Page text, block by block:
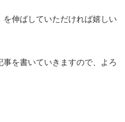
を伸ばしていただければ嬉しい
を書いていきますので、よろ